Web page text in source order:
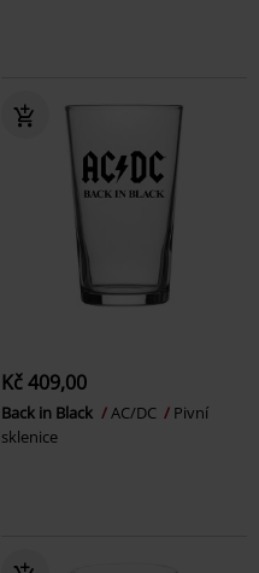
Kč 409,00
Back in Black AC/DC
Pivní
sklenice